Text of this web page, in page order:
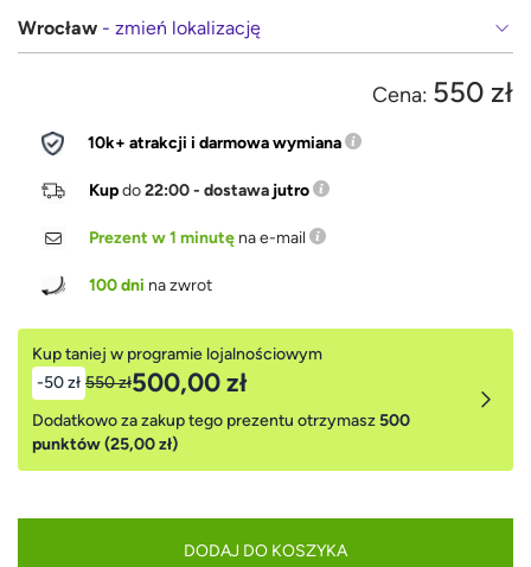
Wrocław - zmień lokalizację
Cena: 550 zł
10k+ atrakcji i darmowa wymiana
Kupdo22:00 - dostawa jutro
Prezent w 1 minutę na e-mail
100 dni na zwrot
Kup taniej w programie lojalnościowym
-50 zł 550 zł500,00 zł
Dodatkowo za zakup tego prezentu otrzymasz500
punktów (25,00 zł)
DODAJ DO KOSZYKA